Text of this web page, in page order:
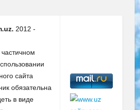
2012 -
сайта
обязательна
в виде